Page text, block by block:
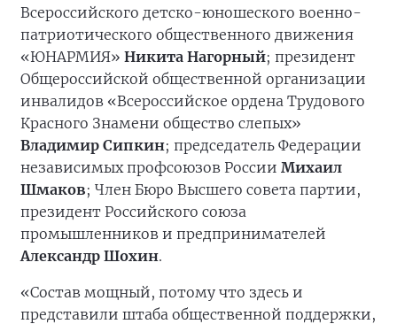
Всероссийского детско-юношеского военно-
патриотического общественного движения
«ЮНАРМИЯ» Никита Нагорный; президент
Общероссийской общественной организации
инвалидов «Всероссийское ордена Трудового
Красного Знамени общество слепых»
Владимир Сипкин; председатель Федерации
независимых профсоюзов России Михаил
Шмаков; Член Бюро Высшего совета партии,
президент Российского союза
промышленников и предпринимателей
Александр Шохин.
«Состав мощный, потому что здесь и
представили штаба общественной поддержки,